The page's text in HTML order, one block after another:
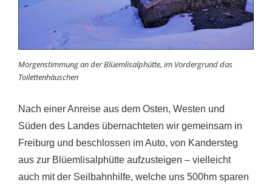
Morgenstimmung an der Blüemlisalphütte, im Vordergrund das
Toilettenhäuschen
Nach einer Anreise aus dem Osten, Westen und
Süden des Landes übernachteten wir gemeinsam in
Freiburg und beschlossen im Auto, von Kandersteg
aus zur Blüemlisalphütte aufzusteigen – vielleicht
auch mit der Seilbahnhilfe, welche uns 500hm sparen